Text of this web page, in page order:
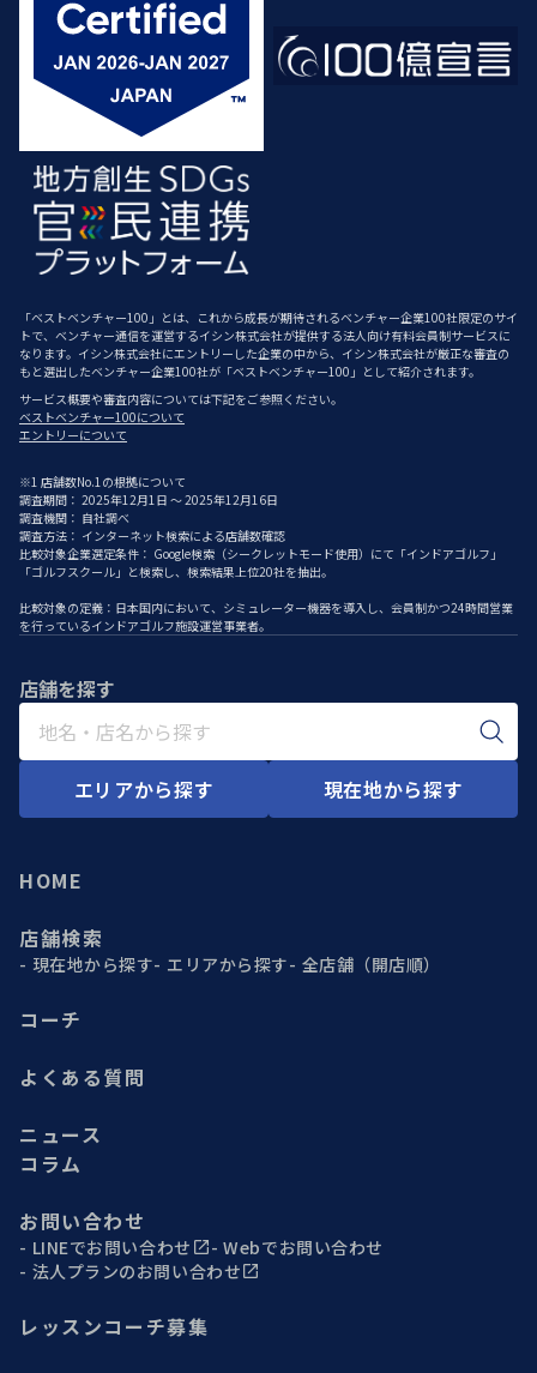
「ベストベンチャー100」とは、これから成長が期待されるベンチャー企業100社限定のサイ
トで、ベンチャー通信を運営するイシン株式会社が提供する法人向け有料会員制サービスに
なります。イシン株式会社にエントリーした企業の中から、イシン株式会社が厳正な審査の
もと選出したベンチャー企業100社が「ベストベンチャー100」として紹介されます。
サービス概要や審査内容については下記をご参照ください。
ベストベンチャー100について
エントリーについて
※1 店舗数No.1の根拠について
調査期間： 2025年12月1日 ～ 2025年12月16日
調査機関： 自社調べ
調査方法： インターネット検索による店舗数確認
比較対象企業選定条件： Google検索（シークレットモード使用）にて「インドアゴルフ」
「ゴルフスクール」と検索し、検索結果上位20社を抽出。
比較対象の定義：日本国内において、シミュレーター機器を導入し、会員制かつ24時間営業
を行っているインドアゴルフ施設運営事業者。
店舗を探す
エリアから探す 現在地から探す
HOME
店舗検索
現在地から探す エリアから探す 全店舗（開店順）
コーチ
よくある質問
ニュース
コラム
お問い合わせ
LINEでお問い合わせ
Webでお問い合わせ
法人プランのお問い合わせ
レッスンコーチ募集